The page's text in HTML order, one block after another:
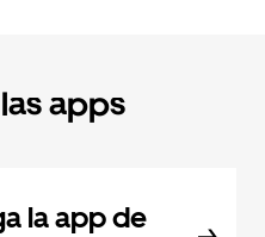
apps
la app de